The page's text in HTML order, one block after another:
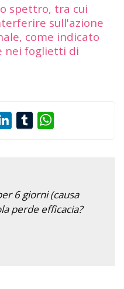
spettro, tra cui
sull'azione
come indicato
nei foglietti di
LinkedInTumblr
6 giorni (causa
perde efficacia?